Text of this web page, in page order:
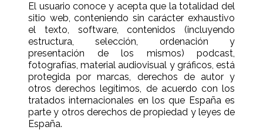
El usuario conoce y acepta que la totalidad del
sitio web, conteniendo sin carácter exhaustivo
el texto, software, contenidos (incluyendo
estructura, selección, ordenación y
presentación de los mismos) podcast,
fotografías, material audiovisual y gráficos, está
protegida por marcas, derechos de autor y
otros derechos legítimos, de acuerdo con los
tratados internacionales en los que España es
parte y otros derechos de propiedad y leyes de
España.